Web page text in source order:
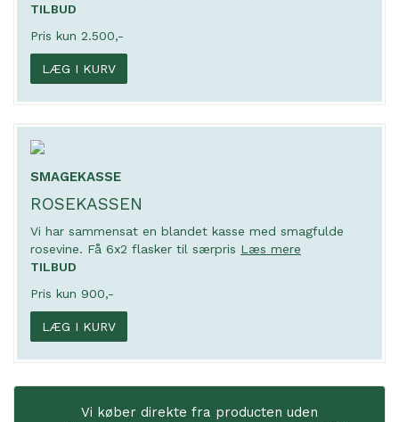
TILBUD
Pris kun 2.500,-
LÆG I KURV
SMAGEKASSE
ROSEKASSEN
Vi har sammensat en blandet kasse med smagfulde
rosevine. Få 6x2 flasker til særpris Læs mere
TILBUD
Pris kun 900,-
LÆG I KURV
Vi køber direkte fra producten uden